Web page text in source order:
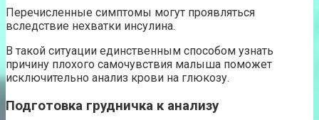
Перечисленные симптомы могут проявляться
вследствие нехватки инсулина.
В такой ситуации единственным способом узнать
причину плохого самочувствия малыша поможет
исключительно анализ крови на глюкозу.
Подготовка грудничка к анализу